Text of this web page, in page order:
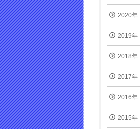
2020年
2019年
2018年
2017年
2016年
2015年